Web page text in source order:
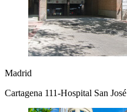
Madrid
Cartagena 111-Hospital San José